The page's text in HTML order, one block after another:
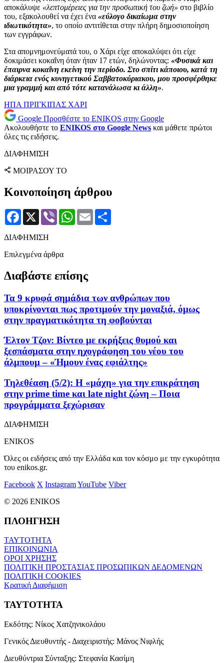
αποκάλυψε «λεπτομέρειες για την προσωπική του ζωή» στο βιβλίο
του, εξακολουθεί να έχει ένα «εύλογο δικαίωμα στην
ιδιωτικότητα», το οποίο αντιτίθεται στην πλήρη δημοσιοποίηση
των εγγράφων.
Στα απομνημονεύματά του, ο Χάρι είχε αποκαλύψει ότι είχε
δοκιμάσει κοκαΐνη όταν ήταν 17 ετών, δηλώνοντας: «Φυσικά και
έπαιρνα κοκαΐνη εκείνη την περίοδο. Στο σπίτι κάποιου, κατά τη
διάρκεια ενός κυνηγετικού Σαββατοκύριακου, μου προσφέρθηκε
μια γραμμή και από τότε κατανάλωσα κι άλλη».
ΗΠΑ ΠΡΙΓΚΙΠΑΣ ΧΑΡΙ
Google Προσθέστε το ENIKOS στην Google
Ακολουθήστε το ENIKOS στο Google News και μάθετε πρώτοι
όλες τις ειδήσεις.
ΔΙΑΦΗΜΙΣΗ
ΜΟΙΡΑΣΟΥ ΤΟ
Κοινοποίηση άρθρου
Facebook
X Viber WhatsApp
Email
ΔΙΑΦΗΜΙΣΗ
Επιλεγμένα άρθρα
Διαβάστε επίσης
Τα 9 κρυφά σημάδια των ανθρώπων που
υποκρίνονται πως προτιμούν την μοναξιά, όμως
στην πραγματικότητα τη φοβούνται
Έλτον Τζον: Βίντεο με εκρήξεις θυμού και
ξεσπάσματα στην ηχογράφηση του νέου του
άλμπουμ – «Ήμουν ένας εφιάλτης»
Τηλεθέαση (5/2): Η «μάχη» για την επικράτηση
στην prime time και late night ζώνη – Ποια
προγράμματα ξεχώρισαν
ΔΙΑΦΗΜΙΣΗ
ENIKOS
Όλες οι ειδήσεις από την Ελλάδα και τον κόσμο με την εγκυρότητα
του enikos.gr.
Facebook X InstagramYouTube Viber
© 2026 ENIKOS
ΠΛΟΗΓΗΣΗ
ΤΑΥΤΟΤΗΤΑ
ΕΠΙΚΟΙΝΩΝΙΑ
ΟΡΟΙ ΧΡΗΣΗΣ
ΠΟΛΙΤΙΚΗ ΠΡΟΣΤΑΣΙΑΣ ΠΡΟΣΩΠΙΚΩΝ ΔΕΔΟΜΕΝΩΝ
ΠΟΛΙΤΙΚΗ COOKIES
Κρατική Διαφήμιση
ΤΑΥΤΟΤΗΤΑ
Εκδότης: Νίκος Χατζηνικολάου
Γενικός Διευθυντής - Διαχειριστής: Μάνος Νιφλής
Διευθύντρια Σύνταξης: Στεφανία Κασίμη